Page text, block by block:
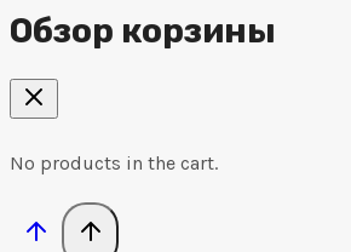
Обзор корзины
No products in the cart.